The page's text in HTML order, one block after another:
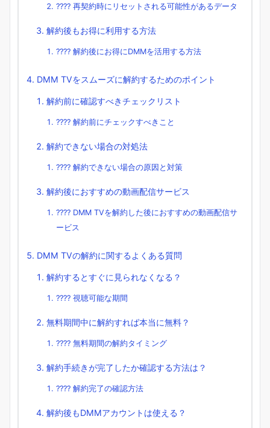
???? 再契約時にリセットされる可能性があるデータ
解約後もお得に利用する方法
???? 解約後にお得にDMMを活用する方法
DMM TVをスムーズに解約するためのポイント
解約前に確認すべきチェックリスト
???? 解約前にチェックすべきこと
解約できない場合の対処法
???? 解約できない場合の原因と対策
解約後におすすめの動画配信サービス
???? DMM TVを解約した後におすすめの動画配信サ
ービス
DMM TVの解約に関するよくある質問
解約するとすぐに見られなくなる？
???? 視聴可能な期間
無料期間中に解約すれば本当に無料？
???? 無料期間の解約タイミング
解約手続きが完了したか確認する方法は？
???? 解約完了の確認方法
解約後もDMMアカウントは使える？